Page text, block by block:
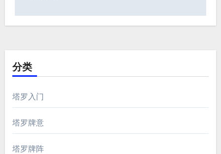
航
分类
塔罗入门
塔罗牌意
塔罗牌阵